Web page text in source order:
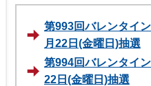
第993回バレンタイ
月22日(金曜日)抽選
第994回バレンタイ
22日(金曜日)抽選